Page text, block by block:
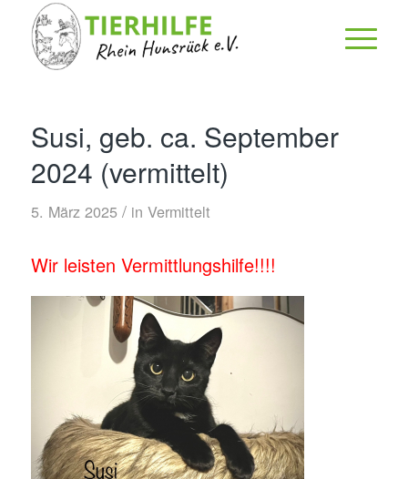
Susi, geb. ca. September
2024 (vermittelt)
5. März 2025 / in Vermittelt
Wir leisten Vermittlungshilfe!!!!